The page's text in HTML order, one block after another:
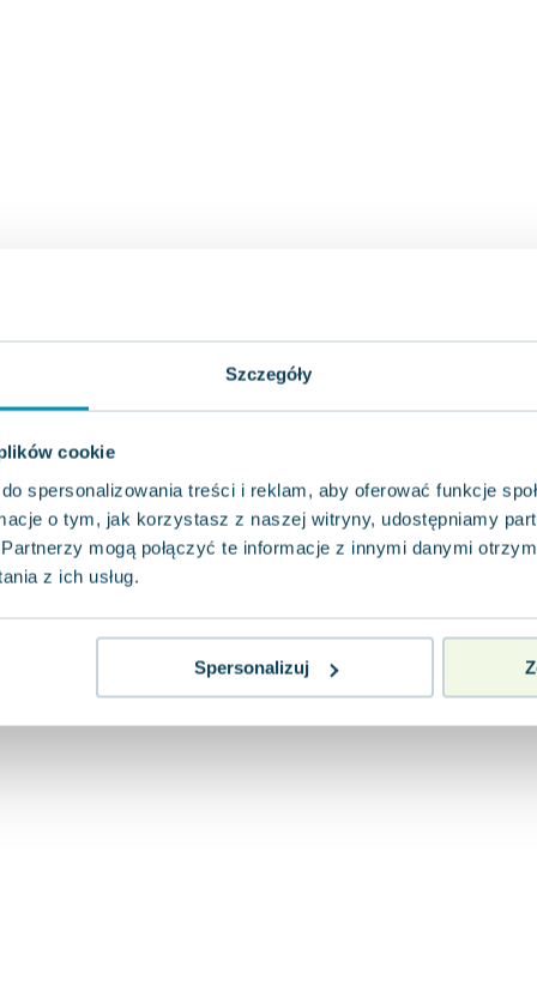
Szczegóły
cookie
spersonalizowania treści i reklam, aby oferować funkcje
o tym, jak korzystasz z naszej witryny, udostępniamy
mogą połączyć te informacje z innymi danymi
z ich usług.
Spersonalizuj